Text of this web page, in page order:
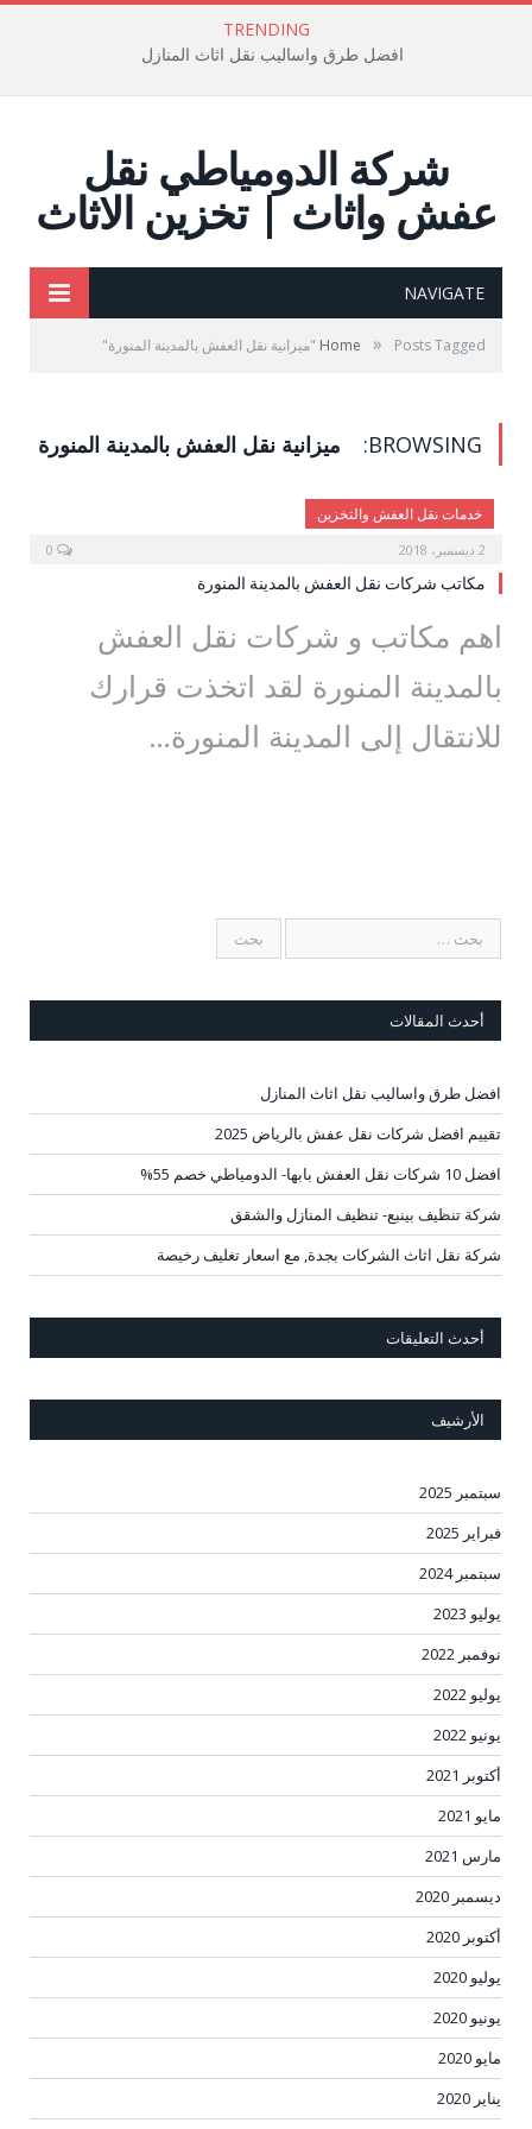
TRENDING
افضل طرق واساليب نقل اثاث المنازل
شركة الدومياطي نقل
عفش واثاث | تخزين الاثاث
NAVIGATE
Home » Posts Tagged "ميزانية نقل العفش بالمدينة المنورة"
BROWSING: ميزانية نقل العفش بالمدينة المنورة
خدمات نقل العفش والتخزين
2 ديسمبر، 2018
مكاتب شركات نقل العفش بالمدينة المنورة
اهم مكاتب و شركات نقل العفش
بالمدينة المنورة لقد اتخذت قرارك
للانتقال إلى المدينة المنورة…
أحدث المقالات
افضل طرق واساليب نقل اثاث المنازل
تقييم افضل شركات نقل عفش بالرياض 2025
افضل 10 شركات نقل العفش بابها- الدومياطي خصم 55%
شركة تنظيف بينبع- تنظيف المنازل والشقق
شركة نقل اثاث الشركات بجدة, مع اسعار تغليف رخيصة
أحدث التعليقات
الأرشيف
سبتمبر 2025
فبراير 2025
سبتمبر 2024
يوليو 2023
نوفمبر 2022
يوليو 2022
يونيو 2022
أكتوبر 2021
مايو 2021
مارس 2021
ديسمبر 2020
أكتوبر 2020
يوليو 2020
يونيو 2020
مايو 2020
يناير 2020